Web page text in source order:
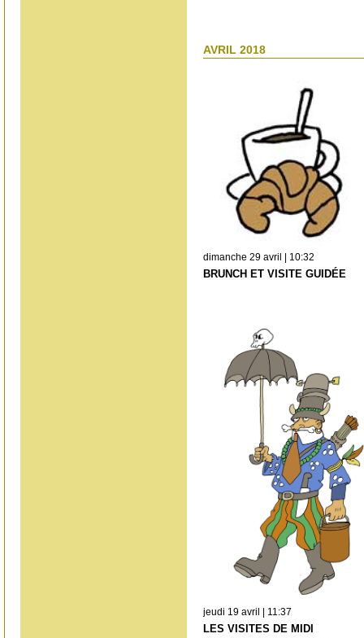
AVRIL 2018
dimanche 29 avril | 10:32
BRUNCH ET VISITE GUIDÉE
jeudi 19 avril | 11:37
LES VISITES DE MIDI